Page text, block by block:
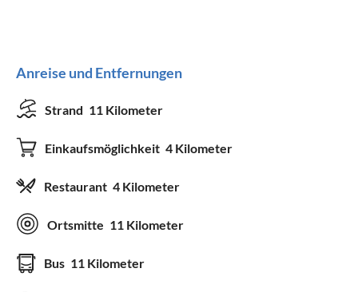
Anreise und Entfernungen
Strand 11 Kilometer
Einkaufsmöglichkeit 4 Kilometer
Restaurant 4 Kilometer
Ortsmitte 11 Kilometer
Bus 11 Kilometer